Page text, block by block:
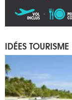
IDÉES TOURISME